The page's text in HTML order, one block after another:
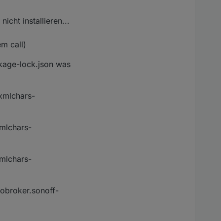
installieren...
call)
lock.json was